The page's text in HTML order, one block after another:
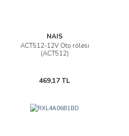
NAIS
ACT512-12V Oto rölesi
(ACT512)
469,17 TL